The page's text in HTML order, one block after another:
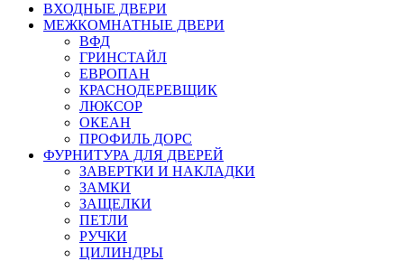
ВХОДНЫЕ ДВЕРИ
МЕЖКОМНАТНЫЕ ДВЕРИ
ВФД
ГРИНСТАЙЛ
ЕВРОПАН
КРАСНОДЕРЕВЩИК
ЛЮКСОР
ОКЕАН
ПРОФИЛЬ ДОРС
ФУРНИТУРА ДЛЯ ДВЕРЕЙ
ЗАВЕРТКИ И НАКЛАДКИ
ЗАМКИ
ЗАЩЕЛКИ
ПЕТЛИ
РУЧКИ
ЦИЛИНДРЫ